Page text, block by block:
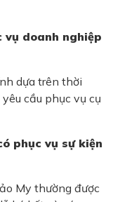
vụ doanh nghiệp
dựa trên thời
cầu phục vụ cụ
phục vụ sự kiện
My thường được